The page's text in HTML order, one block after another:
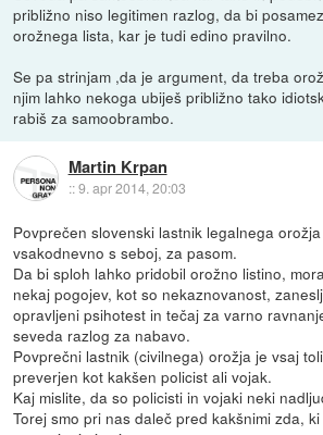
približno niso legitimen razlog, da bi
orožnega lista, kar je tudi edino pravilno.
Se pa strinjam ,da je argument, da treba
njim lahko nekoga ubiješ približno tako
rabiš za samoobrambo.
Martin Krpan
::9. apr 2014, 20:03
Povprečen slovenski lastnik legalnega
vsakodnevno s seboj, za pasom.
Da bi sploh lahko pridobil orožno listino,
nekaj pogojev, kot so nekaznovanost,
opravljeni psihotest in tečaj za varno
seveda razlog za nabavo.
Povprečni lastnik (civilnega) orožja je vsaj
preverjen kot kakšen policist ali vojak.
Kaj mislite, da so policisti in vojaki neki
Torej smo pri nas daleč pred kakšnimi zda,